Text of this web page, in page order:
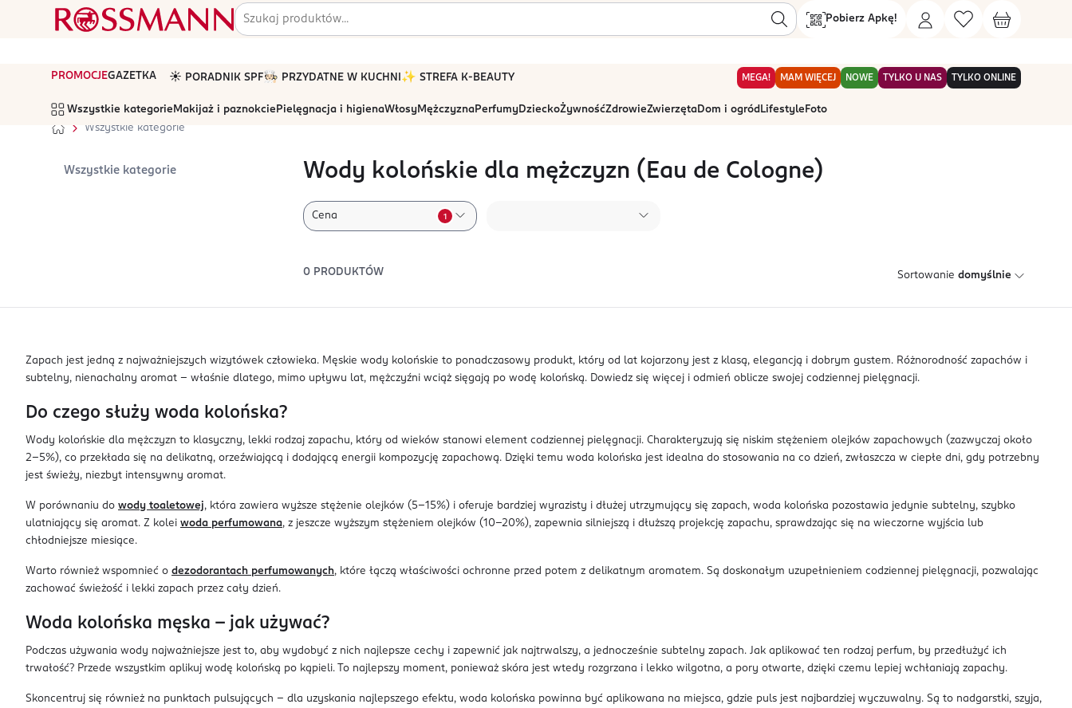
Pobierz Apkę!
PROMOCJEGAZETKA ☀️ PORADNIK SPF🧑🏻‍🍳 PRZYDATNE W KUCHNI ✨ STREFA K-BEAUTY MEGA! MAM WIĘCEJ NOWE TYLKO U NAS TYLKO ONLINE
Wszystkie kategorie Makijaż i paznokcie Pielęgnacja i higienaWłosyMężczyznaPerfumyDzieckoŻywnośćZdrowieZwierzętaDom i ogród Lifestyle Foto
Wszystkie kategorie
Wszystkie kategorie Wody kolońskie dla mężczyzn (Eau de Cologne)
Cena 1
0 PRODUKTÓW Sortowanie domyślnie
Zapach jest jedną z najważniejszych wizytówek człowieka. Męskie wody kolońskie to ponadczasowy produkt, który od lat kojarzony jest z klasą, elegancją i dobrym gustem. Różnorodność zapachów i
subtelny, nienachalny aromat – właśnie dlatego, mimo upływu lat, mężczyźni wciąż sięgają po wodę kolońską. Dowiedz się więcej i odmień oblicze swojej codziennej pielęgnacji.
Do czego służy woda kolońska?
Wody kolońskie dla mężczyzn to klasyczny, lekki rodzaj zapachu, który od wieków stanowi element codziennej pielęgnacji. Charakteryzują się niskim stężeniem olejków zapachowych (zazwyczaj około
2–5%), co przekłada się na delikatną, orzeźwiającą i dodającą energii kompozycję zapachową. Dzięki temu woda kolońska jest idealna do stosowania na co dzień, zwłaszcza w ciepłe dni, gdy potrzebny
jest świeży, niezbyt intensywny aromat.
W porównaniu do wody toaletowej, która zawiera wyższe stężenie olejków (5–15%) i oferuje bardziej wyrazisty i dłużej utrzymujący się zapach, woda kolońska pozostawia jedynie subtelny, szybko
ulatniający się aromat. Z kolei woda perfumowana, z jeszcze wyższym stężeniem olejków (10–20%), zapewnia silniejszą i dłuższą projekcję zapachu, sprawdzając się na wieczorne wyjścia lub
chłodniejsze miesiące.
Warto również wspomnieć o dezodorantach perfumowanych, które łączą właściwości ochronne przed potem z delikatnym aromatem. Są doskonałym uzupełnieniem codziennej pielęgnacji, pozwalając
zachować świeżość i lekki zapach przez cały dzień.
Woda kolońska męska – jak używać?
Podczas używania wody najważniejsze jest to, aby wydobyć z nich najlepsze cechy i zapewnić jak najtrwalszy, a jednocześnie subtelny zapach. Jak aplikować ten rodzaj perfum, by przedłużyć ich
trwałość? Przede wszystkim aplikuj wodę kolońską po kąpieli. To najlepszy moment, ponieważ skóra jest wtedy rozgrzana i lekko wilgotna, a pory otwarte, dzięki czemu lepiej wchłaniają zapachy.
Skoncentruj się również na punktach pulsujących – dla uzyskania najlepszego efektu, woda kolońska powinna być aplikowana na miejsca, gdzie puls jest najbardziej wyczuwalny. Są to nadgarstki, szyja,